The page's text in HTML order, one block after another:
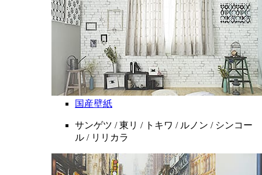
国産壁紙
サンゲツ / 東リ / トキワ / ルノン / シンコー
ル / リリカラ